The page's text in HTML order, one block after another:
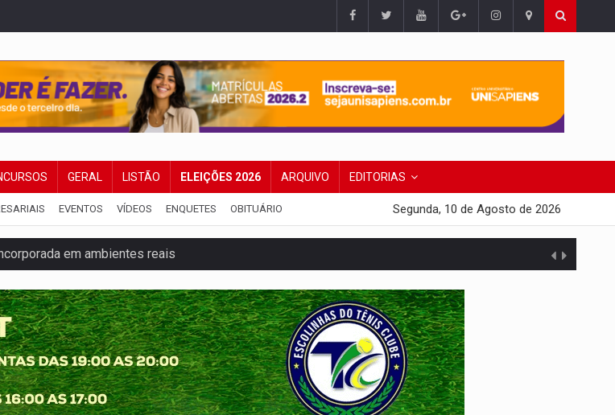
GERAL LISTÃO ELEIÇÕES 2026 ARQUIVO EDITORIAS
EVENTOS VÍDEOS ENQUETES OBITUÁRIO Segunda, 10 de Agosto de 2026
em ambientes reais
bomba nuclear espacial
Amarok
favorito
pouco dinheiro e virar fonte de renda
estratégica na América do Sul